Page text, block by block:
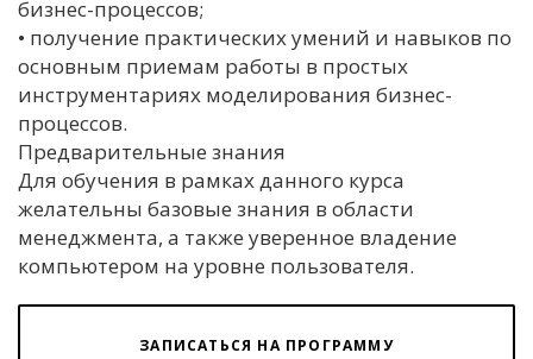
бизнес-процессов;
• получение практических умений и навыков по
основным приемам работы в простых
инструментариях моделирования бизнес-
процессов.
Предварительные знания
Для обучения в рамках данного курса
желательны базовые знания в области
менеджмента, а также уверенное владение
компьютером на уровне пользователя.
ЗАПИСАТЬСЯ НА ПРОГРАММУ